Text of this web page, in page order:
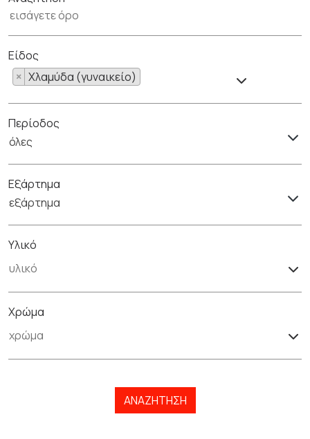
Είδος
× Χλαμύδα (γυναικείο)
Περίοδος
όλες
Εξάρτημα
εξάρτημα
Υλικό
Χρώμα
ΑΝΑΖΉΤΗΣΗ